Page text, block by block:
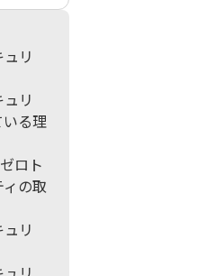
リ
リ
る理
ロト
の取
リ